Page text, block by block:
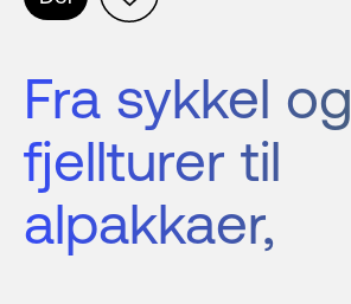
Fra sykkel og
fjellturer til
alpakkaer,